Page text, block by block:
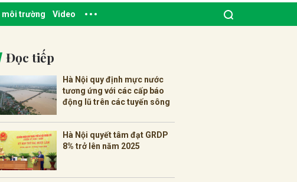
môi trường Video
Đọc tiếp
Hà Nội quy định mực nước
tương ứng với các cấp báo
động lũ trên các tuyến sông
Hà Nội quyết tâm đạt GRDP
8% trở lên năm 2025